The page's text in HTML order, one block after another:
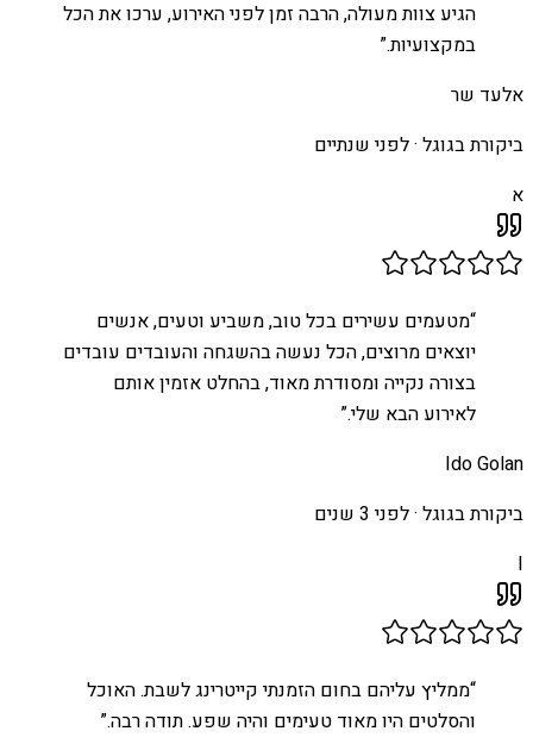
הגיע צוות מעולה, הרבה זמן לפני האירוע, ערכו את הכל
במקצועיות.”
אלעד שר
ביקורת בגוגל ·לפני שנתיים
א
“מטעמים עשירים בכל טוב, משביע וטעים, אנשים
יוצאים מרוצים, הכל נעשה בהשגחה והעובדים עובדים
בצורה נקייה ומסודרת מאוד, בהחלט אזמין אותם
לאירוע הבא שלי.”
Ido Golan
ביקורת בגוגל ·לפני 3 שנים
I
“ממליץ עליהם בחום הזמנתי קייטרינג לשבת. האוכל
והסלטים היו מאוד טעימים והיה שפע. תודה רבה.”